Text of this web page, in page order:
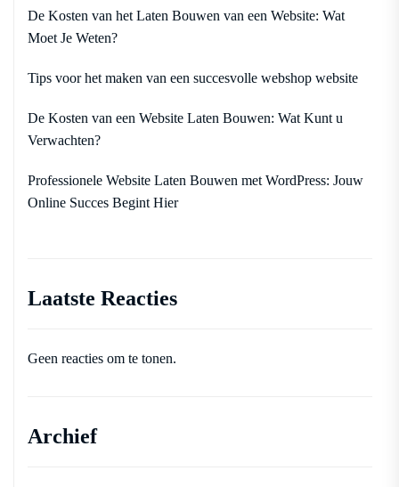
De Kosten van het Laten Bouwen van een Website: Wat
Moet Je Weten?
Tips voor het maken van een succesvolle webshop website
De Kosten van een Website Laten Bouwen: Wat Kunt u
Verwachten?
Professionele Website Laten Bouwen met WordPress: Jouw
Online Succes Begint Hier
Laatste Reacties
Geen reacties om te tonen.
Archief